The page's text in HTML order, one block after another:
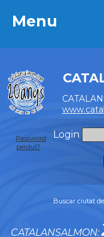
Menu
Login
Password
perdut?
Buscar ciutat
CATALANSALMON:
Menu